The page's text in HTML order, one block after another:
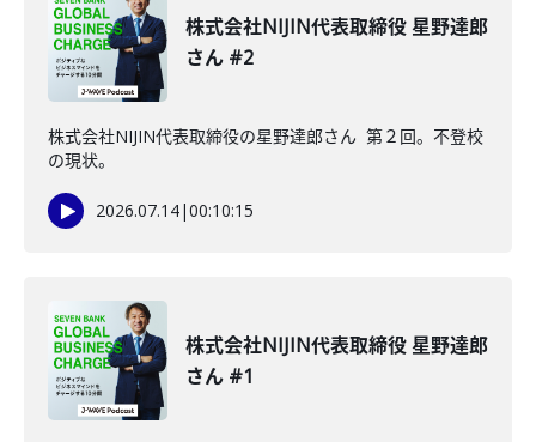
株式会社NIJIN代表取締役 星野達郎
さん #2
株式会社NIJIN代表取締役の星野達郎さん 第２回。不登校
の現状。
2026.07.14|00:10:15
株式会社NIJIN代表取締役 星野達郎
さん #1